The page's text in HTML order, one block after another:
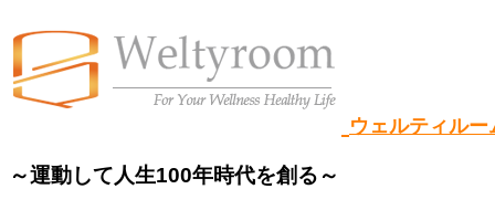
ウェルティルー
～運動して人生100年時代を創る～